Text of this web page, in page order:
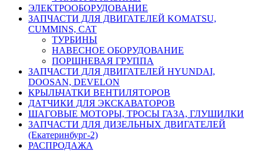
ЭЛЕКТРООБОРУДОВАНИЕ
ЗАПЧАСТИ ДЛЯ ДВИГАТЕЛЕЙ KOMATSU,
CUMMINS, CAT
ТУРБИНЫ
НАВЕСНОЕ ОБОРУДОВАНИЕ
ПОРШНЕВАЯ ГРУППА
ЗАПЧАСТИ ДЛЯ ДВИГАТЕЛЕЙ HYUNDAI,
DOOSAN, DEVELON
КРЫЛЬЧАТКИ ВЕНТИЛЯТОРОВ
ДАТЧИКИ ДЛЯ ЭКСКАВАТОРОВ
ШАГОВЫЕ МОТОРЫ, ТРОСЫ ГАЗА, ГЛУШИЛКИ
ЗАПЧАСТИ ДЛЯ ДИЗЕЛЬНЫХ ДВИГАТЕЛЕЙ
(Екатеринбург-2)
РАСПРОДАЖА